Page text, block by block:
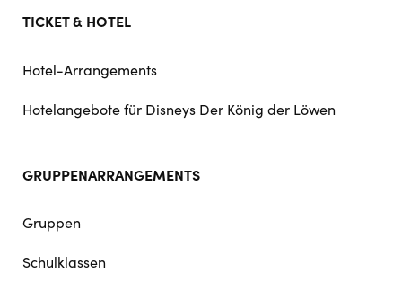
TICKET & HOTEL
Hotel-Arrangements
Hotelangebote für Disneys Der König der Löwen
GRUPPENARRANGEMENTS
Gruppen
Schulklassen